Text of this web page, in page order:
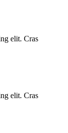
elit. Cras
elit. Cras